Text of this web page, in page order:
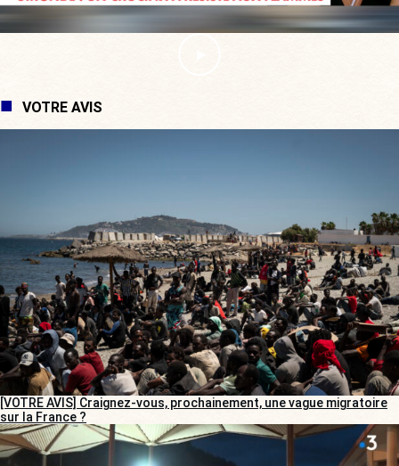
VOTRE AVIS
[VOTRE AVIS] Craignez-vous, prochainement, une vague migratoire
sur la France ?